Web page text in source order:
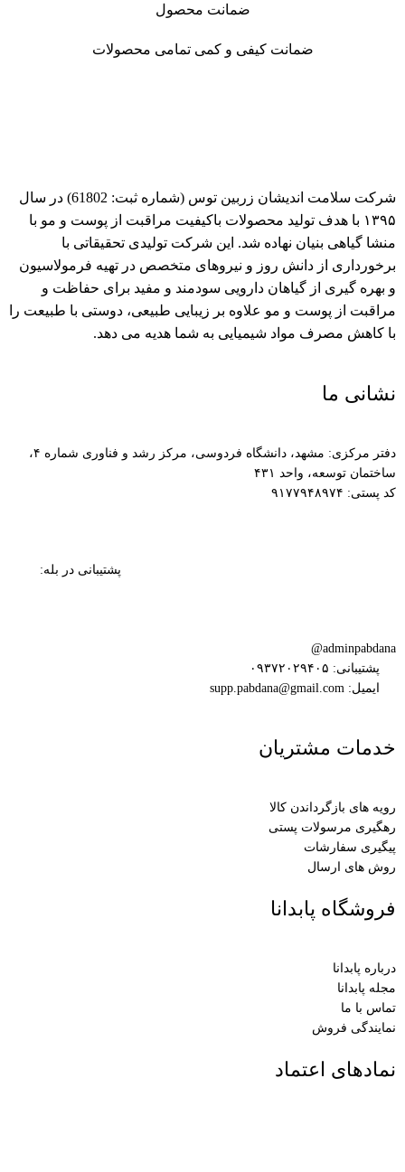
ضمانت محصول
ضمانت کیفی و کمی تمامی محصولات
شرکت سلامت اندیشان زربین توس (شماره ثبت: 61802) در سال
۱۳۹۵ با هدف تولید محصولات باکیفیت مراقبت از پوست و مو با
منشا گیاهی بنیان نهاده شد. این شرکت تولیدی تحقیقاتی با
برخورداری از دانش روز و نیروهای متخصص در تهیه فرمولاسیون
و بهره گیری از گیاهان دارویی سودمند و مفید برای حفاظت و
مراقبت از پوست و مو علاوه بر زیبایی طبیعی، دوستی با طبیعت را
با کاهش مصرف مواد شیمیایی به شما هدیه می دهد.
نشانی ما
دفتر مرکزی: مشهد، دانشگاه فردوسی، مرکز رشد و فناوری شماره ۴،
ساختمان توسعه، واحد ۴۳۱
کد پستی: ۹۱۷۷۹۴۸۹۷۴
پشتیبانی در بله:
adminpabdana@
پشتیبانی: ۰۹۳۷۲۰۲۹۴۰۵
ایمیل: supp.pabdana@gmail.com
خدمات مشتریان
رویه های بازگرداندن کالا
رهگیری مرسولات پستی
پیگیری سفارشات
روش های ارسال
فروشگاه پابدانا
درباره پابدانا
مجله پابدانا
تماس با ما
نمایندگی فروش
نمادهای اعتماد